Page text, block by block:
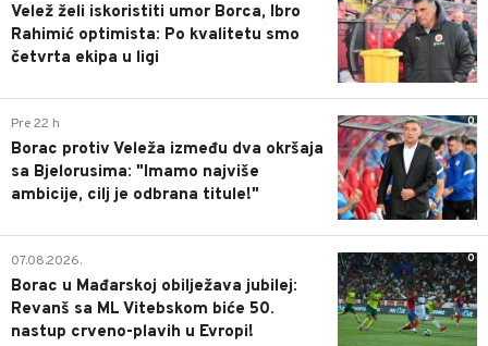
Velež želi iskoristiti umor Borca, Ibro
Rahimić optimista: Po kvalitetu smo
četvrta ekipa u ligi
0
Pre 22 h
Borac protiv Veleža između dva okršaja
sa Bjelorusima: "Imamo najviše
ambicije, cilj je odbrana titule!"
0
07.08.2026.
Borac u Mađarskoj obilježava jubilej:
Revanš sa ML Vitebskom biće 50.
nastup crveno-plavih u Evropi!